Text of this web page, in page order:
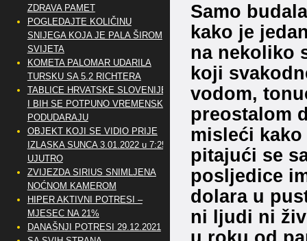
Samo
kako je
na nekoliko
koji
vodom,
preostalom
misleći
pitajući se
posljedice
dolara u
ni ljudi ni
ZDRAVA PAMET
POGLEDAJTE KOLIČINU
SNIJEGA KOJA JE PALA ŠIROM
SVIJETA
KOMETA PALOMAR UDARILA
TURSKU SA 5.2 RICHTERA
TABLICE HRVATSKE SLOVENIJE
I BIH SE POTPUNO VREMENSKI
PODUDARAJU
OBJEKT KOJI SE VIDIO PRIJE
IZLASKA SUNCA 3.01.2022 u 7:25
UJUTRO
ZVIJEZDA SIRIUS SNIMLJENA
NOĆNOM KAMEROM
HIPER AKTIVNI POTRESI –
MJESEC NA 21%
DANAŠNJI POTRESI 29.12.2021